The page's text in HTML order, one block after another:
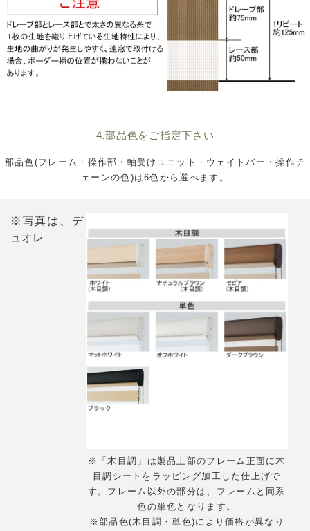
4.部品色をご指定下さい
部品色(フレーム・操作部・軸受けユニット・ウェイトバー・操作チ
ェーンの色)は6色から選べます。
※写真は、デ
ュオレ
※「木目調」は製品上部のフレーム正面に木
目調シートをラッピング加工した仕上げで
す。フレーム以外の部分は、フレームと同系
色の単色となります。
※部品色(木目調・単色)により価格が異なり